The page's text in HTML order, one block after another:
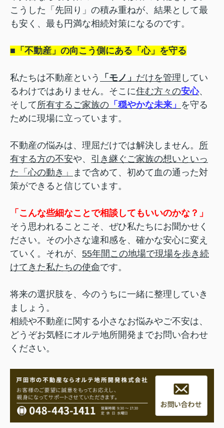
こうした「先回り」の積み重ねが、結果として最
も安く、最も円満な相続対策になるのです。
■「不動産」の向こう側にある「心」を守る
私たちは不動産という 「モノ」 だけを管理 してい
るわけではありません。そこに住む方々の安心、
そして 所有するご家族の 「穏やかな未来」 を守る
ために現場に立っています。
不動産の悩みは、理屈だけでは解決しません。 所
有する方の不安や、 引き継ぐご家族の想いといっ
た「心の動き」
まで含めて、初めて血の通った対
策ができると信じています。
「こんな些細なことで相談してもいいのかな？」
そう思われることこそ、ぜひ私たちにお聞かせく
ださい。その小さな違和感を、確かな安心に変え
ていく。それが、 55年間この地場で現場を歩き続
けてきた私たちの使命です。
将来の選択肢を、今のうちに一緒に整理していき
ましょう。
相続や不動産に関する小さなお悩みやご不安は、
どうぞお気軽にオルテ地所開発までお問い合わせ
ください。